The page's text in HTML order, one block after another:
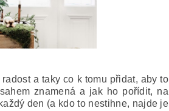
a taky co k tomu přidat, aby to
znamená a jak ho pořídit, na
den (a kdo to nestihne, najde je